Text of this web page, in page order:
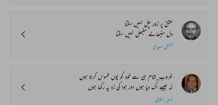
عشق پر زور چل نہیں سکتا
دل سنبھالے سنبھل نہیں سکتا
بسمل سعیدی
غروب_شام ہی سے خود کو یوں محسوس کرتا ہوں
کہ جیسے اک دیا ہوں اور ہوا کی زد پہ رکھا ہوں
زبیر رضوی